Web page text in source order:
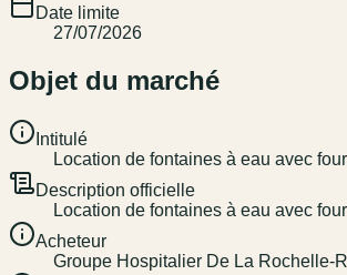
Date limite
27/07/2026
Objet du marché
Intitulé
Location de fontaines à eau avec
Description officielle
Location de fontaines à eau avec
Acheteur
Groupe Hospitalier De La Rochelle-